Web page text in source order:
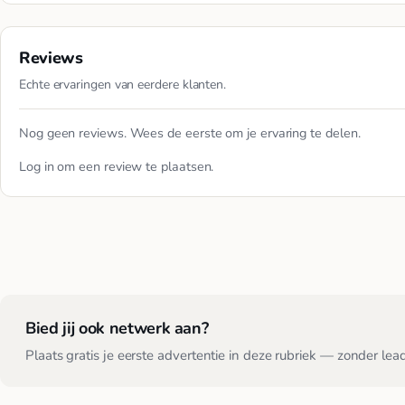
Reviews
Echte ervaringen van eerdere klanten.
Nog geen reviews. Wees de eerste om je ervaring te delen.
Log in om een review te plaatsen.
Bied jij ook netwerk aan?
Plaats gratis je eerste advertentie in deze rubriek — zonder